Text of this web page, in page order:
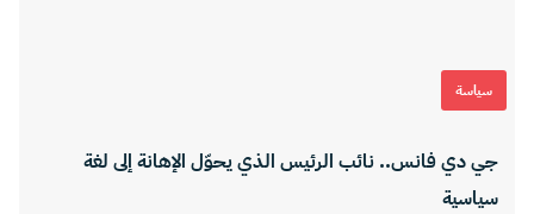
سياسة
جي دي فانس.. نائب الرئيس الذي يحوّل الإهانة إلى لغة
سياسية